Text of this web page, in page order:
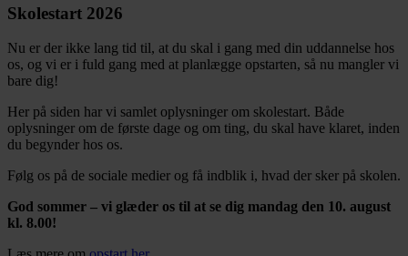
Skolestart 2026
Nu er der ikke lang tid til, at du skal i gang med din uddannelse hos
os, og vi er i fuld gang med at planlægge opstarten, så nu mangler vi
bare dig!
Her på siden har vi samlet oplysninger om skolestart. Både
oplysninger om de første dage og om ting, du skal have klaret, inden
du begynder hos os.
Følg os på de sociale medier og få indblik i, hvad der sker på skolen.
God sommer – vi glæder os til at se dig mandag den 10. august
kl. 8.00!